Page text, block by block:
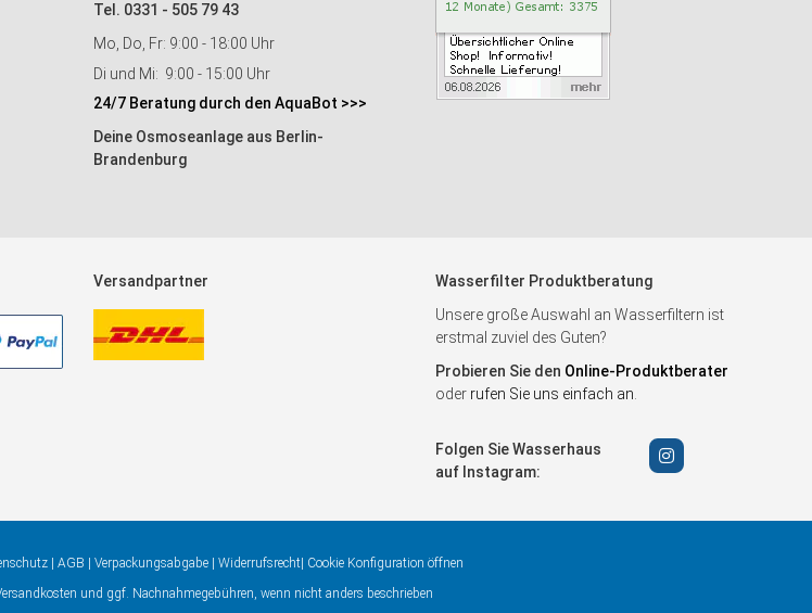
Tel. 0331 - 505 79 43
Mo, Do, Fr: 9:00 - 18:00 Uhr
Di und Mi: 9:00 - 15:00 Uhr
24/7 Beratung durch den AquaBot >>>
Deine Osmoseanlage aus Berlin-
Brandenburg
Versandpartner
Wasserfilter Produktberatung
Unsere große Auswahl an Wasserfiltern ist
erstmal zuviel des Guten?
Probieren Sie den Online-Produktberater
oder rufen Sie uns einfach an.
Folgen Sie Wasserhaus
auf Instagram:
| AGB Verpackungsabgabe| Widerrufsrecht| Cookie Konfiguration öffnen
und ggf. Nachnahmegebühren, wenn nicht anders beschrieben